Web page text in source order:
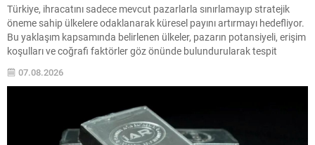
Türkiye, ihracatını sadece mevcut pazarlarla sınırlamayıp stratejik
öneme sahip ülkelere odaklanarak küresel payını artırmayı hedefliyor.
Bu yaklaşım kapsamında belirlenen ülkeler, pazarın potansiyeli, erişim
koşulları ve coğrafi faktörler göz önünde bulundurularak tespit
ediliyor; firmalara ise tanıtım, sipariş karşılama, sektörel heyet desteği
ve pazaryeri komisyon giderleri gibi çeşitli destekler sağlanıyor.
07.08.2026